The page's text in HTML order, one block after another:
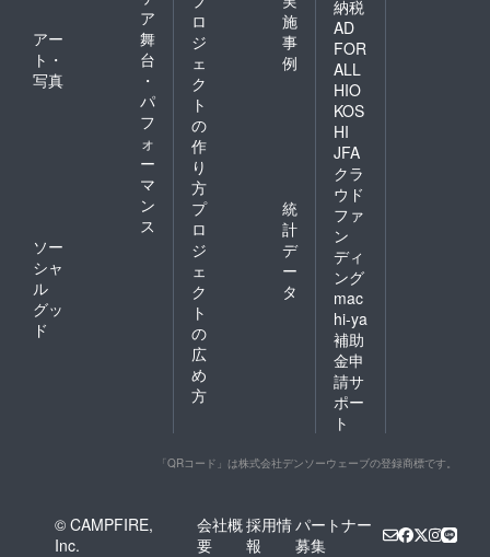
ア
アー
ト・
写真
舞
台
・
パ
フ
ォ
ー
マ
ン
ス
ソー
シャ
ル
グッ
ド
ロ
ジ
ェ
ク
ト
の
作
り
方
施
事
例
プ
ロ
ジ
ェ
ク
ト
の
広
め
方
統
計
デ
ー
タ
納税
AD
FOR
ALL
HIO
KOS
HI
JFA
クラ
ウド
ファ
ン
ディ
ング
mac
hi-ya
補助
金申
請サ
ポー
ト
「QRコード」は株式会社デンソーウェーブの登録商標です。
© CAMPFIRE,
Inc.
会社概
要
採用情
報
パートナー
募集